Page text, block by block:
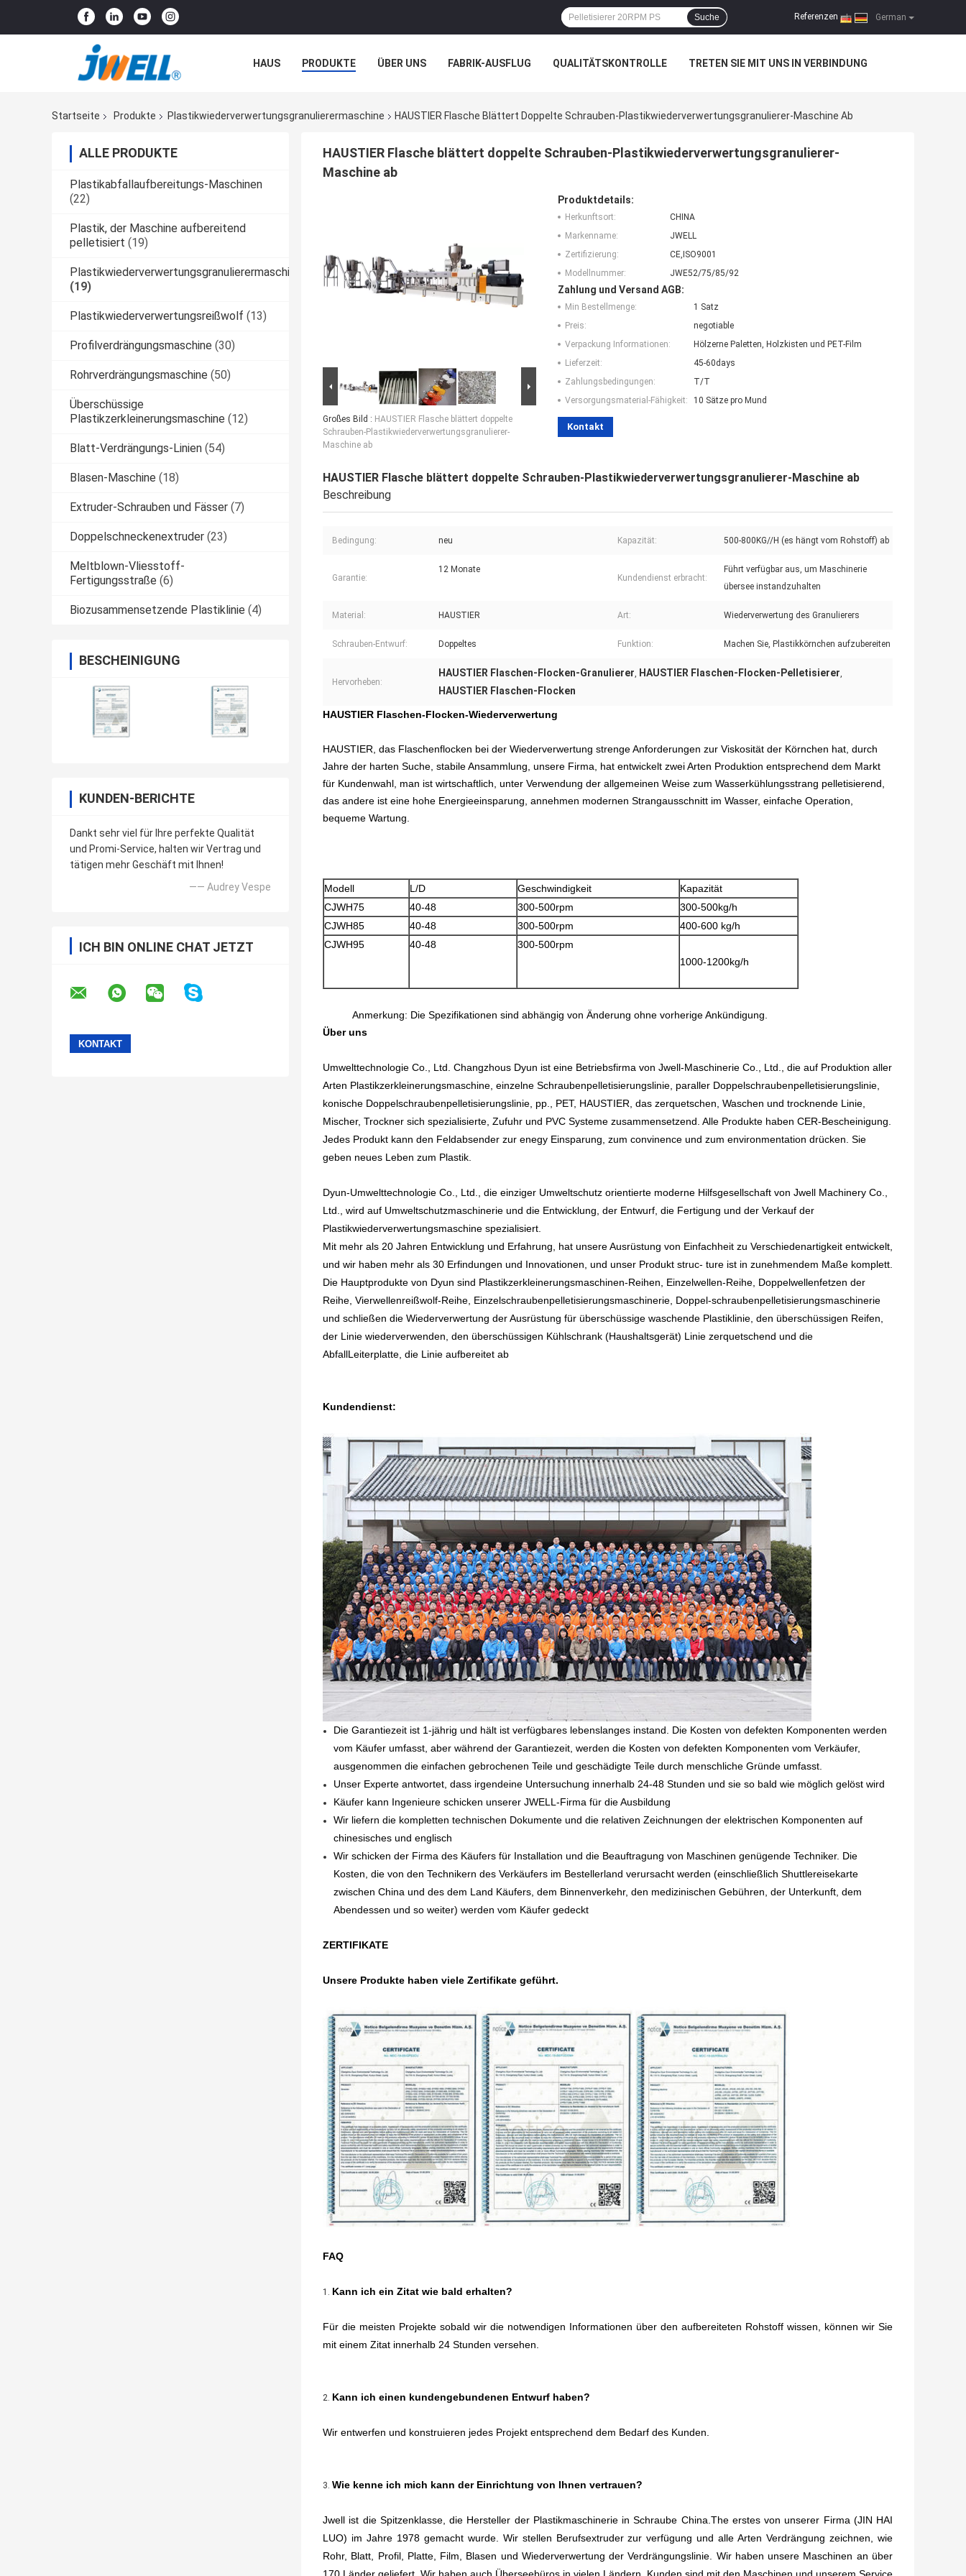
German
Referenzen |
Suche
HAUS PRODUKTE ÜBER UNS FABRIK-AUSFLUG QUALITÄTSKONTROLLE TRETEN SIE MIT UNS IN VERBINDUNG
Startseite
Produkte Plastikwiederverwertungsgranulierermaschine HAUSTIER Flasche Blättert Doppelte Schrauben-Plastikwiederverwertungsgranulierer-Maschine Ab
ALLE PRODUKTE
Plastikabfallaufbereitungs-Maschinen
(22)
Plastik, der Maschine aufbereitend
pelletisiert (19)
Plastikwiederverwertungsgranulierermaschine
(19)
Plastikwiederverwertungsreißwolf (13)
Profilverdrängungsmaschine (30)
Rohrverdrängungsmaschine (50)
Überschüssige
Plastikzerkleinerungsmaschine (12)
Blatt-Verdrängungs-Linien (54)
Blasen-Maschine (18)
Extruder-Schrauben und Fässer (7)
Doppelschneckenextruder (23)
Meltblown-Vliesstoff-
Fertigungsstraße (6)
Biozusammensetzende Plastiklinie (4)
BESCHEINIGUNG
KUNDEN-BERICHTE
Dankt sehr viel für Ihre perfekte Qualität
und Promi-Service, halten wir Vertrag und
tätigen mehr Geschäft mit Ihnen!
—— Audrey Vespe
ICH BIN ONLINE CHAT JETZT
HAUSTIER Flasche blättert doppelte Schrauben-Plastikwiederverwertungsgranulierer-
Maschine ab
Großes Bild : HAUSTIER Flasche blättert doppelte
Schrauben-Plastikwiederverwertungsgranulierer-
Maschine ab
Produktdetails:
Herkunftsort:
CHINA
Markenname:
JWELL
Zertifizierung:
CE,ISO9001
Modellnummer:
JWE52/75/85/92
Zahlung und Versand AGB:
Min Bestellmenge:
1 Satz
Preis:
negotiable
Verpackung Informationen:
Hölzerne Paletten, Holzkisten und PET-Film
Lieferzeit:
45-60days
Zahlungsbedingungen:
T/T
Versorgungsmaterial-Fähigkeit:
10 Sätze pro Mund
Kontakt
HAUSTIER Flasche blättert doppelte Schrauben-Plastikwiederverwertungsgranulierer-Maschine ab
Beschreibung
Bedingung: neu Kapazität: 500-800KG//H (es hängt vom Rohstoff) ab
Garantie:
12 Monate
Kundendienst erbracht:
Führt verfügbar aus, um Maschinerie
übersee instandzuhalten
Material: HAUSTIER Art: Wiederverwertung des Granulierers
Schrauben-Entwurf: Doppeltes Funktion: Machen Sie, Plastikkörnchen aufzubereiten
Hervorheben:
HAUSTIER Flaschen-Flocken-Granulierer, HAUSTIER Flaschen-Flocken-Pelletisierer,
HAUSTIER Flaschen-Flocken
HAUSTIER Flaschen-Flocken-Wiederverwertung
HAUSTIER, das Flaschenflocken bei der Wiederverwertung strenge Anforderungen zur Viskosität der Körnchen hat, durch
Jahre der harten Suche, stabile Ansammlung, unsere Firma, hat entwickelt zwei Arten Produktion entsprechend dem Markt
für Kundenwahl, man ist wirtschaftlich, unter Verwendung der allgemeinen Weise zum Wasserkühlungsstrang pelletisierend,
das andere ist eine hohe Energieeinsparung, annehmen modernen Strangausschnitt im Wasser, einfache Operation,
bequeme Wartung.
Modell L/D Geschwindigkeit
Kapazität
CJWH75
40-48 300-500rpm
300-500kg/h
CJWH85
40-48 300-500rpm
400-600 kg/h
CJWH95
40-48
300-500rpm
1000-1200kg/h
Anmerkung: Die Spezifikationen sind abhängig von Änderung ohne vorherige Ankündigung.
Über uns
Umwelttechnologie Co., Ltd. Changzhous Dyun ist eine Betriebsfirma von Jwell-Maschinerie Co., Ltd., die auf Produktion aller
Arten Plastikzerkleinerungsmaschine, einzelne Schraubenpelletisierungslinie, paraller Doppelschraubenpelletisierungslinie,
konische Doppelschraubenpelletisierungslinie, pp., PET, HAUSTIER, das zerquetschen, Waschen und trocknende Linie,
Mischer, Trockner sich spezialisierte, Zufuhr und PVC Systeme zusammensetzend. Alle Produkte haben CER-Bescheinigung.
Jedes Produkt kann den Feldabsender zur enegy Einsparung, zum convinence und zum environmentation drücken. Sie
geben neues Leben zum Plastik.
Dyun-Umwelttechnologie Co., Ltd., die einziger Umweltschutz orientierte moderne Hilfsgesellschaft von Jwell Machinery Co.,
Ltd., wird auf Umweltschutzmaschinerie und die Entwicklung, der Entwurf, die Fertigung und der Verkauf der
Plastikwiederverwertungsmaschine spezialisiert.
Mit mehr als 20 Jahren Entwicklung und Erfahrung, hat unsere Ausrüstung von Einfachheit zu Verschiedenartigkeit entwickelt,
und wir haben mehr als 30 Erfindungen und Innovationen, und unser Produkt struc- ture ist in zunehmendem Maße komplett.
Die Hauptprodukte von Dyun sind Plastikzerkleinerungsmaschinen-Reihen, Einzelwellen-Reihe, Doppelwellenfetzen der
Reihe, Vierwellenreißwolf-Reihe, Einzelschraubenpelletisierungsmaschinerie, Doppel-schraubenpelletisierungsmaschinerie
und schließen die Wiederverwertung der Ausrüstung für überschüssige waschende Plastiklinie, den überschüssigen Reifen,
der Linie wiederverwenden, den überschüssigen Kühlschrank (Haushaltsgerät) Linie zerquetschend und die
AbfallLeiterplatte, die Linie aufbereitet ab
Kundendienst:
Die Garantiezeit ist 1-jährig und hält ist verfügbares lebenslanges instand. Die Kosten von defekten Komponenten werden
vom Käufer umfasst, aber während der Garantiezeit, werden die Kosten von defekten Komponenten vom Verkäufer,
ausgenommen die einfachen gebrochenen Teile und geschädigte Teile durch menschliche Gründe umfasst.
Unser Experte antwortet, dass irgendeine Untersuchung innerhalb 24-48 Stunden und sie so bald wie möglich gelöst wird
Käufer kann Ingenieure schicken unserer JWELL-Firma für die Ausbildung
Wir liefern die kompletten technischen Dokumente und die relativen Zeichnungen der elektrischen Komponenten auf
chinesisches und englisch
Wir schicken der Firma des Käufers für Installation und die Beauftragung von Maschinen genügende Techniker. Die
Kosten, die von den Technikern des Verkäufers im Bestellerland verursacht werden (einschließlich Shuttlereisekarte
zwischen China und des dem Land Käufers, dem Binnenverkehr, den medizinischen Gebühren, der Unterkunft, dem
Abendessen und so weiter) werden vom Käufer gedeckt
ZERTIFIKATE
Unsere Produkte haben viele Zertifikate geführt.
FAQ
1. Kann ich ein Zitat wie bald erhalten?
Für die meisten Projekte sobald wir die notwendigen Informationen über den aufbereiteten Rohstoff wissen, können wir Sie
mit einem Zitat innerhalb 24 Stunden versehen.
2. Kann ich einen kundengebundenen Entwurf haben?
Wir entwerfen und konstruieren jedes Projekt entsprechend dem Bedarf des Kunden.
3. Wie kenne ich mich kann der Einrichtung von Ihnen vertrauen?
Jwell ist die Spitzenklasse, die Hersteller der Plastikmaschinerie in Schraube China.The erstes von unserer Firma (JIN HAI
LUO) im Jahre 1978 gemacht wurde. Wir stellen Berufsextruder zur verfügung und alle Arten Verdrängung zeichnen, wie
Rohr, Blatt, Profil, Platte, Film, Blasen und Wiederverwertung der Verdrängungslinie. Wir haben unsere Maschinen an über